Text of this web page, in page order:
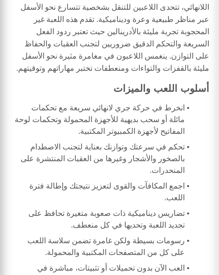
اللانهائي، تتحدى اللاعبين للتنقل بشخصية تتسارع نحو الأسفل
عبر مناظر طبيعية وعرة وديناميكية. تقدم هذه اللعبة غير
المحجوبة تجربة مليئة بالأدرينالين حيث تعتبر ردود الفعل
السريعة والتحكم الدقيق ضروريين لتجنب العقبات والحفاظ
على التوازن. ينغمس اللاعبون في مغامرة مثيرة نحو الأسفل
مليئة بالقفزات والتواءات ومنعطفات تختبر مهاراتهم وتوقيتهم.
أسلوب اللعب والميزات
انخرط في حركة جري لانهائي سريعة مع تحكمات
مائلة أو سحب بديهية للأجهزة المحمولة وتحكمات لوحة
المفاتيح لأجهزة الكمبيوتر المكتبية.
تحكم في سرعتك وتوازنك بعناية لتجنب الاصطدام
بالصخور والأشجار وغيرها من العقبات المنتشرة على
المنحدرات.
اجمع المكافآت والقوى لتعزيز نتيجتك وإطالة فترة
اللعب.
تضاريس ديناميكية ذات صعوبة متغيرة تحافظ على
تجديد اللعبة وتحديها في كل منعطف.
رسومات بسيطة ولكن غامرة تضمن سلاسة اللعب
على كل من المتصفحات المكتبية والمحمولة.
العب الآن بدون تحميلات أو تثبيتات، مباشرة في